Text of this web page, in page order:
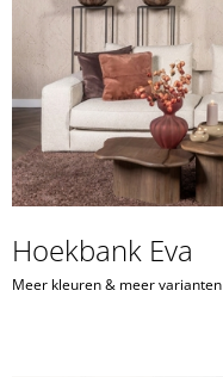
Hoekbank Eva
Meer kleuren & meer varianten